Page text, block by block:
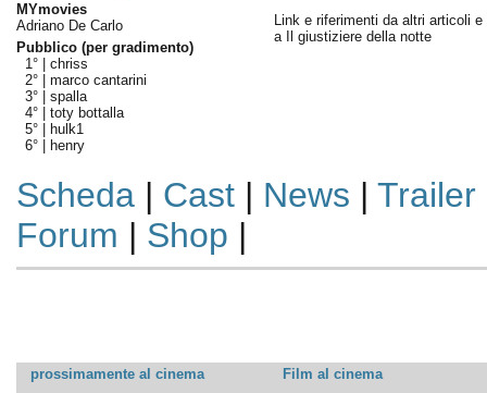
MYmovies
Adriano De Carlo
Pubblico (per gradimento)
1° | chriss
2° | marco cantarini
3° | spalla
4° | toty bottalla
5° |
hulk1
6° |
henry
Link e riferimenti da altri articoli e
a Il giustiziere della notte
Scheda| Cast| News | Trailer
Forum | Shop |
prossimamente al cinema
Film al cinema